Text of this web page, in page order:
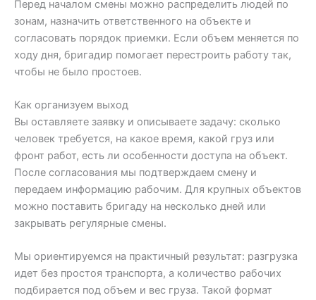
Перед началом смены можно распределить людей по
зонам, назначить ответственного на объекте и
согласовать порядок приемки. Если объем меняется по
ходу дня, бригадир помогает перестроить работу так,
чтобы не было простоев.
Как организуем выход
Вы оставляете заявку и описываете задачу: сколько
человек требуется, на какое время, какой груз или
фронт работ, есть ли особенности доступа на объект.
После согласования мы подтверждаем смену и
передаем информацию рабочим. Для крупных объектов
можно поставить бригаду на несколько дней или
закрывать регулярные смены.
Мы ориентируемся на практичный результат: разгрузка
идет без простоя транспорта, а количество рабочих
подбирается под объем и вес груза. Такой формат